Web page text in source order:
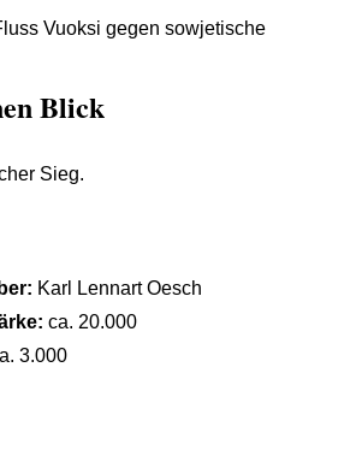
Vuoksi gegen sowjetische
Blick
Sieg.
: Karl Lennart Oesch
: ca. 20.000
3.000